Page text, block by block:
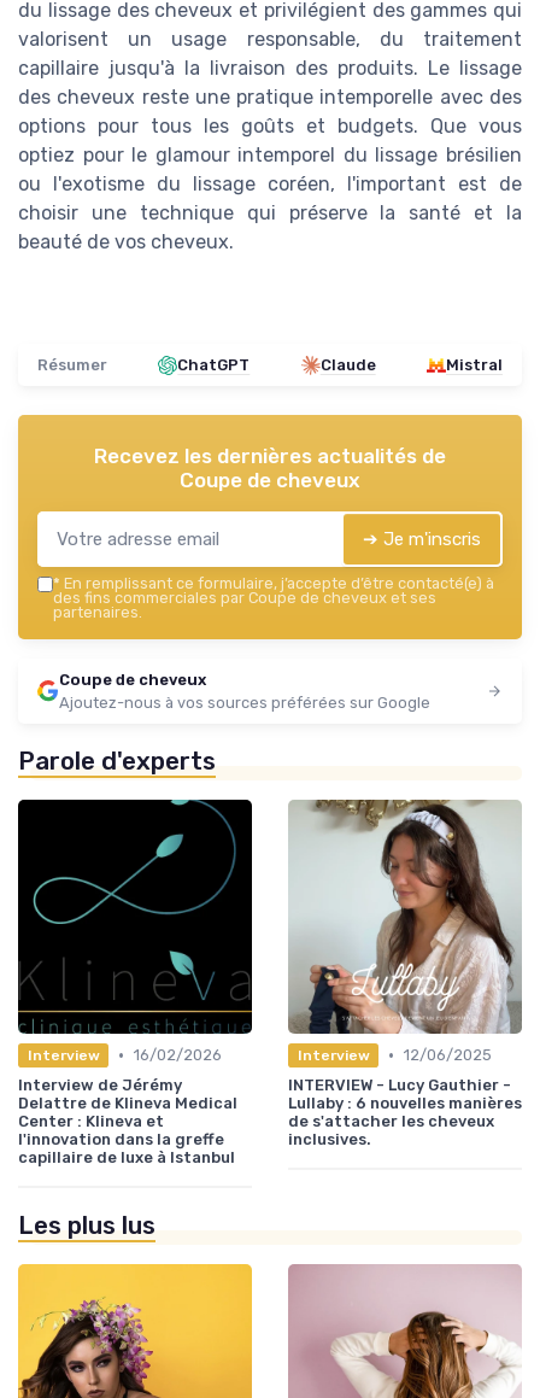
du lissage des cheveux et privilégient des gammes qui
valorisent un usage responsable, du traitement
capillaire jusqu'à la livraison des produits. Le lissage
des cheveux reste une pratique intemporelle avec des
options pour tous les goûts et budgets. Que vous
optiez pour le glamour intemporel du lissage brésilien
ou l'exotisme du lissage coréen, l'important est de
choisir une technique qui préserve la santé et la
beauté de vos cheveux.
Résumer ChatGPT Claude Mistral
Recevez les dernières actualités de
Coupe de cheveux
➔ Je m'inscris
* En remplissant ce formulaire, j’accepte d’être contacté(e) à
des fins commerciales par Coupe de cheveux et ses
partenaires.
Coupe de cheveux
Ajoutez-nous à vos sources préférées sur Google
Parole d'experts
Interview • 16/02/2026
Interview de Jérémy
Delattre de Klineva Medical
Center : Klineva et
l'innovation dans la greffe
capillaire de luxe à Istanbul
Interview • 12/06/2025
INTERVIEW - Lucy Gauthier -
Lullaby : 6 nouvelles manières
de s'attacher les cheveux
inclusives.
Les plus lus